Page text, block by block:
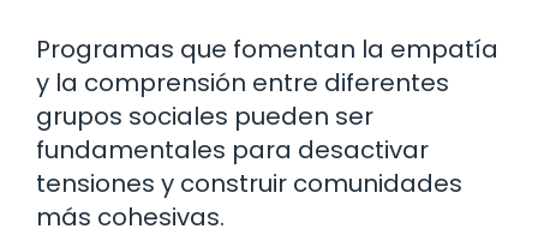
Programas que fomentan la empatía
y la comprensión entre diferentes
grupos sociales pueden ser
fundamentales para desactivar
tensiones y construir comunidades
más cohesivas.